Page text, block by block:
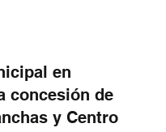
en
concesión de
y Centro